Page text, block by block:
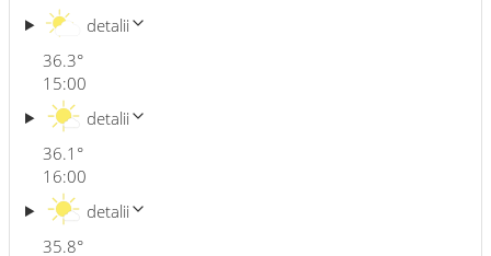
36.3°
detalii
15:00
36.1 °
detalii
16:00
35.8°
detalii